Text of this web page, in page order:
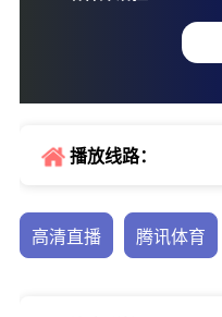
播放线路：
高清直播 腾讯体育